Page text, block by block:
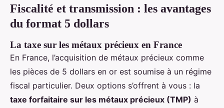
Fiscalité et transmission : les avantages
du format 5 dollars
La taxe sur les métaux précieux en France
En France, l’acquisition de métaux précieux comme
les pièces de 5 dollars en or est soumise à un régime
fiscal particulier. Deux options s’offrent à vous : la
taxe forfaitaire sur les métaux précieux (TMP) à